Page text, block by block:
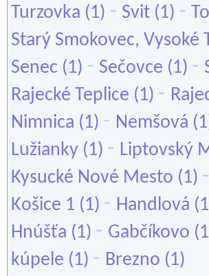
Turzovka (1) - Svit (1) -
Starý Smokovec, Vysoké
Senec (1) - Sečovce (1) -
Rajecké Teplice (1) -
Nimnica (1) - Nemšová
Lužianky (1) - Liptovský
Kysucké Nové Mesto (1) -
Košice 1 (1) - Handlová
Hnúšťa (1) - Gabčíkovo
kúpele (1) - Brezno (1)